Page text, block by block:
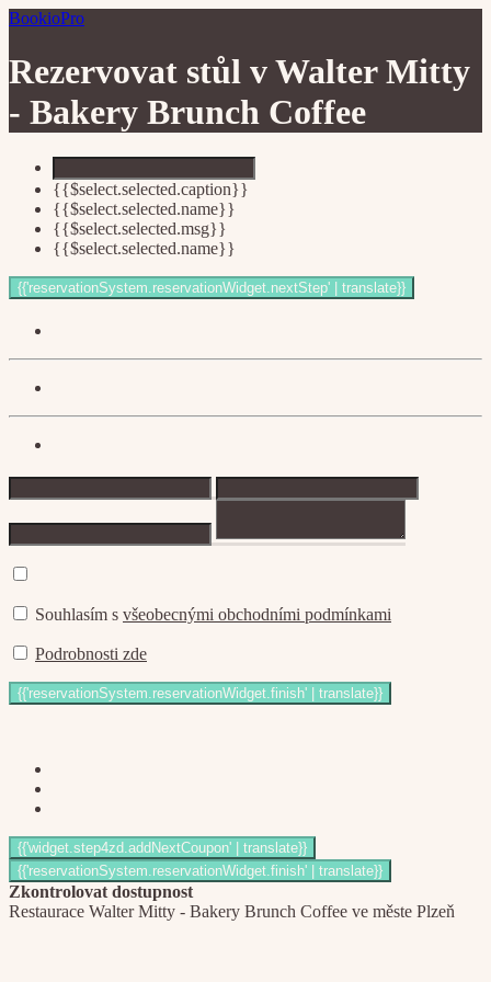
BookioPro
Rezervovat stůl vWalter Mitty
- Bakery Brunch Coffee
{{$select.selected.caption}}
{{$select.selected.name}}
{{$select.selected.msg}}
{{$select.selected.name}}
Souhlasím s všeobecnými obchodními podmínkami
Podrobnosti zde
Zkontrolovat dostupnost
Restaurace Walter Mitty - Bakery Brunch Coffee ve měste Plzeň